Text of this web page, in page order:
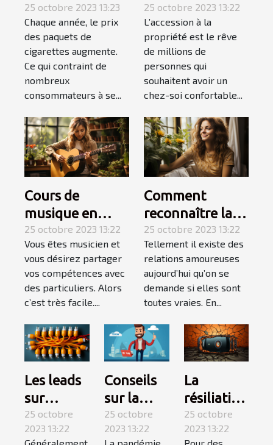
tubeuse
électrique ?
25 octobre 2023 13:23
Chaque année, le prix
des paquets de
cigarettes augmente.
Ce qui contraint de
nombreux
consommateurs à se...
appartement ? 3
étapes pour
faire le meilleur
choix
25 octobre 2023 13:22
L’accession à la
propriété est le rêve
de millions de
personnes qui
souhaitent avoir un
chez-soi confortable...
Cours de
musique en
Auto-
Entrepreneur :
l’essentiel de ce
qu’il faut
retenir ?
25 octobre 2023 13:22
Vous êtes musicien et
vous désirez partager
vos compétences avec
des particuliers. Alors
c’est très facile....
Comment
reconnaître la
femme de votre
vie ?
25 octobre 2023 13:22
Tellement il existe des
relations amoureuses
aujourd’hui qu’on se
demande si elles sont
toutes vraies. En...
Les leads
sur
internet :
qu’est-ce
25 octobre
2023 13:22
Conseils
sur la
covid-19 :
suivez-
25 octobre
2023 13:22
La pandémie
La
résiliation
téléphone
mobile,
25 octobre
2023 13:22
Pour des